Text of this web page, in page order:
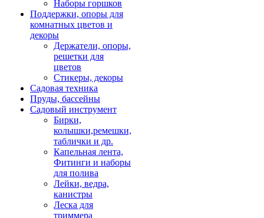
Наборы горшков
Поддержки, опоры для
комнатных цветов и
декоры
Держатели, опоры,
решетки для
цветов
Стикеры, декоры
Садовая техника
Пруды, бассейны
Садовый инструмент
Бирки,
колышки,ремешки,
таблички и др.
Капельная лента,
Фитинги и наборы
для полива
Лейки, ведра,
канистры
Леска для
триммера